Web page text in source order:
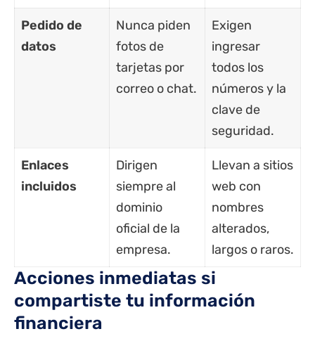
Pedido de
datos
Nunca piden
fotos de
tarjetas por
correo o chat.
Exigen
ingresar
todos los
números y la
clave de
seguridad.
Enlaces
incluidos
Dirigen
siempre al
dominio
oficial de la
empresa.
Llevan a sitios
web con
nombres
alterados,
largos o raros.
Acciones inmediatas si
compartiste tu información
financiera